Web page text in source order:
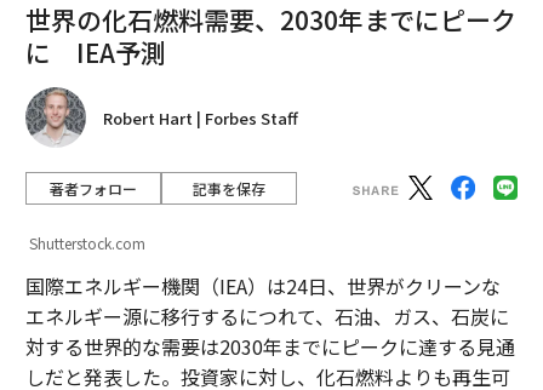
世界の化石燃料需要、2030年までにピーク
に IEA予測
Robert Hart | Forbes Staff
著者フォロー 記事を保存
Shutterstock.com
国際エネルギー機関（IEA）は24日、世界がクリーンな
エネルギー源に移行するにつれて、石油、ガス、石炭に
対する世界的な需要は2030年までにピークに達する見通
しだと発表した。投資家に対し、化石燃料よりも再生可